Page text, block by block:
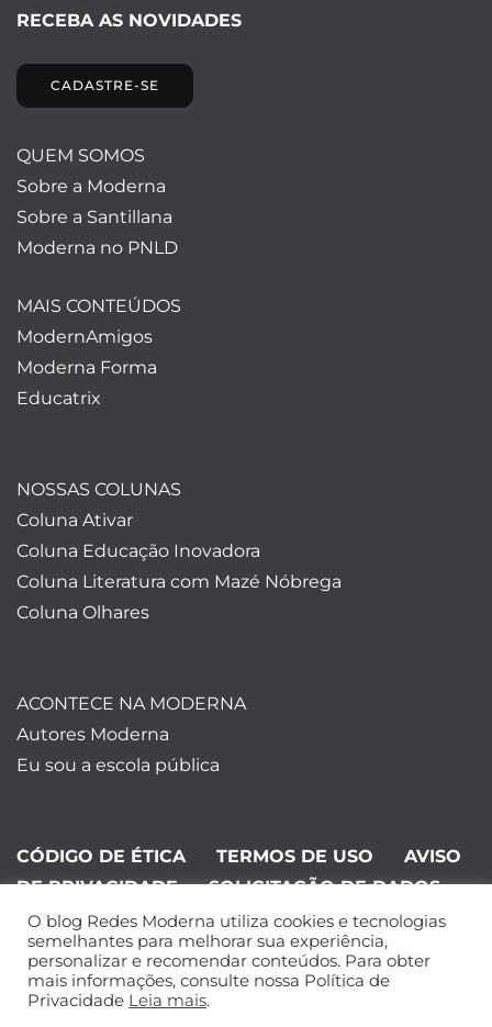
RECEBA AS NOVIDADES
CADASTRE-SE
QUEM SOMOS
Sobre a Moderna
Sobre a Santillana
Moderna no PNLD
MAIS CONTEÚDOS
ModernAmigos
Moderna Forma
Educatrix
NOSSAS COLUNAS
Coluna Ativar
Coluna Educação Inovadora
Coluna Literatura com Mazé Nóbrega
Coluna Olhares
ACONTECE NA MODERNA
Autores Moderna
Eu sou a escola pública
CÓDIGO DE ÉTICA TERMOS DE USO
AVISO
DE PRIVACIDADE
SOLICITAÇÃO DE DADOS
©Editora Moderna 2024. Todos os
direitos reservados.
O blog Redes Moderna utiliza cookies e tecnologias
semelhantes para melhorar sua experiência,
personalizar e recomendar conteúdos. Para obter
mais informações, consulte nossa Política de
Privacidade Leia mais.